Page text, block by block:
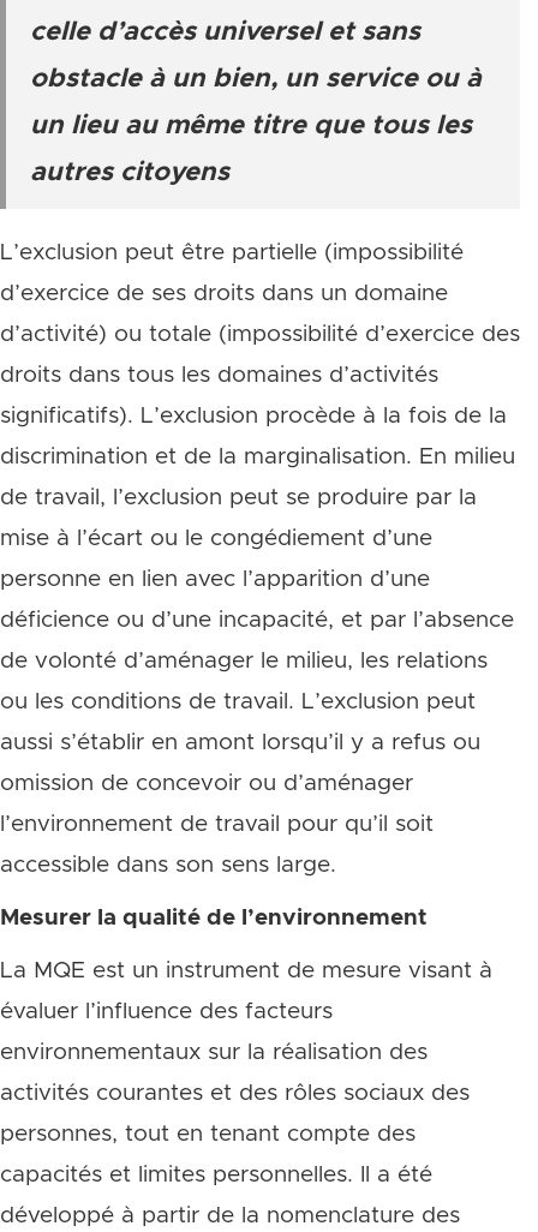
celle d’accès universel et sans
obstacle à un bien, un service ou à
un lieu au même titre que tous les
autres citoyens
L’exclusion peut être partielle (impossibilité
d’exercice de ses droits dans un domaine
d’activité) ou totale (impossibilité d’exercice des
droits dans tous les domaines d’activités
significatifs). L’exclusion procède à la fois de la
discrimination et de la marginalisation. En milieu
de travail, l’exclusion peut se produire par la
mise à l’écart ou le congédiement d’une
personne en lien avec l’apparition d’une
déficience ou d’une incapacité, et par l’absence
de volonté d’aménager le milieu, les relations
ou les conditions de travail. L’exclusion peut
aussi s’établir en amont lorsqu’il y a refus ou
omission de concevoir ou d’aménager
l’environnement de travail pour qu’il soit
accessible dans son sens large.
Mesurer la qualité de l’environnement
La MQE est un instrument de mesure visant à
évaluer l’influence des facteurs
environnementaux sur la réalisation des
activités courantes et des rôles sociaux des
personnes, tout en tenant compte des
capacités et limites personnelles. Il a été
développé à partir de la nomenclature des